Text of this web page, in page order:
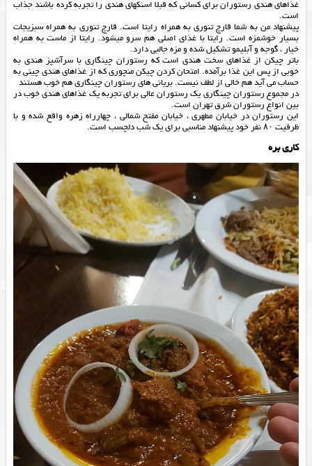
غذاهای هندی رستوران برای کسانی که قبلا اسنکهای هندی را تجربه کرده باشند جذاب
است.
پیشنهاد من به شما قارچ تنوری به همراه رایتا است. قارچ تنوری به همراه سبزیجات
بسیار خوشمزه است. رایتا با غذای اصلی هم سرو میشود. رایتا از ماست به همراه
خیار ، گوجه و آبلیمو تشکیل شده و مزه جالبی دارد.
باتر چیکن از غذاهای سخت هندی است که رستوران چینگاری با سرآشپز هندی به
خوبی از پس این غذا برآمده. امتحان کردن چیکن منچوری که از غذاهای هندی چینی به
حساب می آید هم خالی از لطف نیست. بریانی های رستوران چینگاری هم خوب هستند
در مجموع رستوران چینگاری یک رستوران عالی برای تجربه یک غذاهای هندی خوب در
بین انواع رستوران شرق تهران است.
این رستوران در خیابان مطهری ، خیابان مفتح شمالی ، چهارراه زهره واقع شده و با
ظرفیت ۸۰ نفر خود پیشنهاد مناسبی برای یک شب دلچسب است.
کاری بره